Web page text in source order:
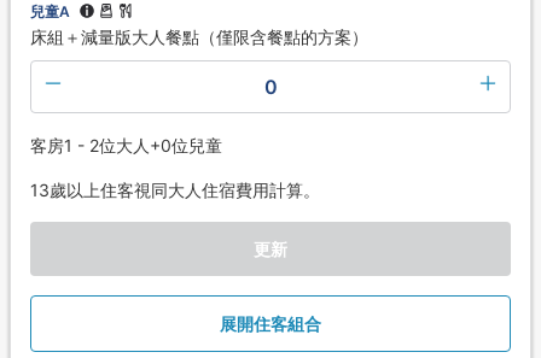
兒童A
床組＋減量版大人餐點（僅限含餐點的方案）
0
客房1 - 2位大人+0位兒童
13歲以上住客視同大人住宿費用計算。
更新
展開住客組合